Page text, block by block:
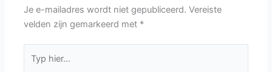
Je e-mailadres wordt niet gepubliceerd. Vereiste
velden zijn gemarkeerd met *
hier...